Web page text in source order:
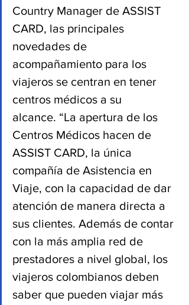
Country Manager de ASSIST
CARD, las principales
novedades de
acompañamiento para los
viajeros se centran en tener
centros médicos a su
alcance. “La apertura de los
Centros Médicos hacen de
ASSIST CARD, la única
compañía de Asistencia en
Viaje, con la capacidad de dar
atención de manera directa a
sus clientes. Además de contar
con la más amplia red de
prestadores a nivel global, los
viajeros colombianos deben
saber que pueden viajar más